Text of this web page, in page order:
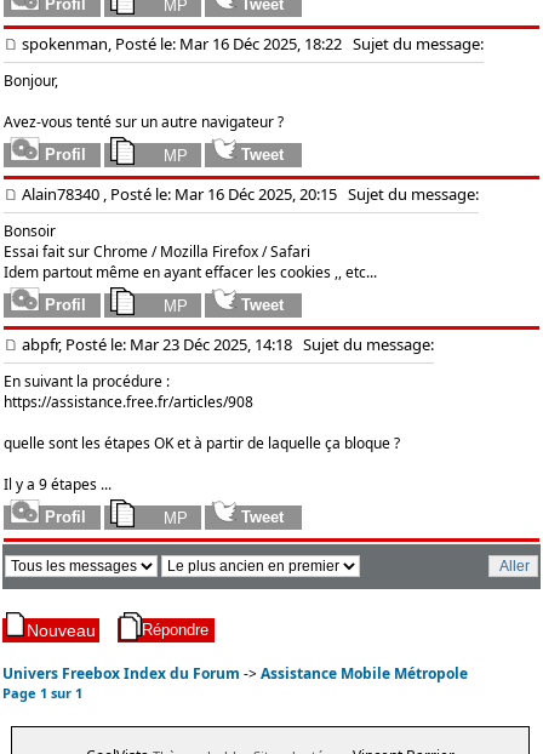
spokenman, Posté le: Mar 16 Déc 2025, 18:22 Sujet du message:
Bonjour,
Avez-vous tenté sur un autre navigateur ?
Alain78340 , Posté le: Mar 16 Déc 2025, 20:15 Sujet du message:
Bonsoir
Essai fait sur Chrome / Mozilla Firefox / Safari
Idem partout même en ayant effacer les cookies ,, etc...
abpfr, Posté le: Mar 23 Déc 2025, 14:18 Sujet du message:
En suivant la procédure :
https://assistance.free.fr/articles/908
quelle sont les étapes OK et à partir de laquelle ça bloque ?
Il y a 9 étapes ...
Univers Freebox Index du Forum ->Assistance Mobile Métropole
Page1 sur1